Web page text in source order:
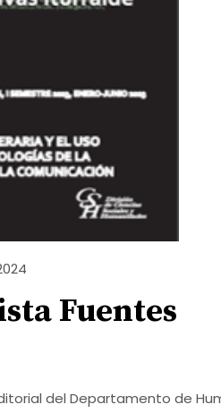
Fuentes
del Departamento de